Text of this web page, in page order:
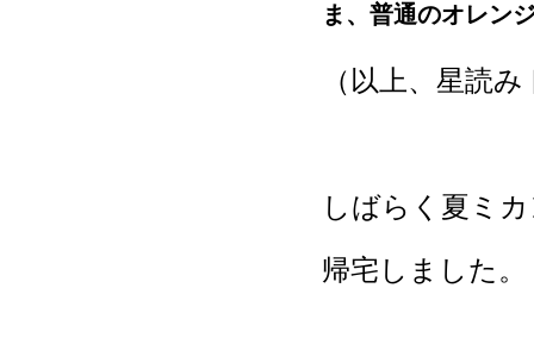
ま、普通のオレン
（以上、星読
しばらく夏ミ
帰宅しました。